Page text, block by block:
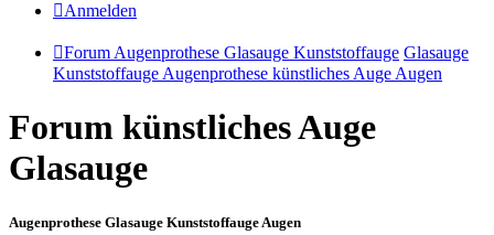
Anmelden
Forum Augenprothese Glasauge Kunststoffauge Glasauge
Kunststoffauge Augenprothese künstliches Auge Augen
Forum künstliches Auge
Glasauge
Augenprothese Glasauge Kunststoffauge Augen